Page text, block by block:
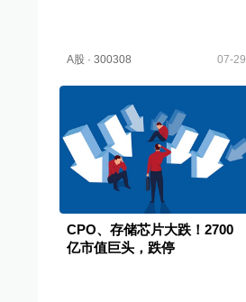
A股 · 300308 07-29
CPO、存储芯片大跌！2700
亿市值巨头，跌停